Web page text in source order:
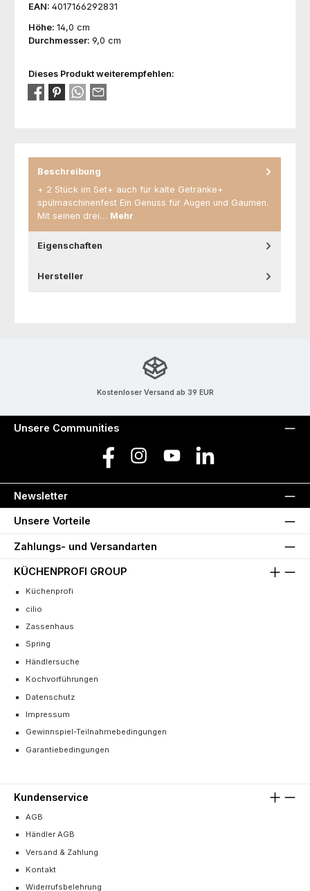
EAN: 4017166292831
Höhe: 14,0 cm
Durchmesser: 9,0 cm
Dieses Produkt weiterempfehlen:
Beschreibung
+ 2 Stück im Set+ auch für kalte Getränke+
spülmaschinenfest Ein Genuss für Augen und Gaumen.
Mit seinen drei… Mehr
Eigenschaften
Hersteller
Kostenloser Versand ab 39 EUR
Unsere Communities
Facebook Instagram YouTube LinkedIn
Newsletter
Unsere Vorteile
Zahlungs- und Versandarten
KÜCHENPROFI GROUP
Küchenprofi
cilio
Zassenhaus
Spring
Händlersuche
Kochvorführungen
Datenschutz
Impressum
Gewinnspiel-Teilnahmebedingungen
Garantiebedingungen
Kundenservice
AGB
Händler AGB
Versand & Zahlung
Kontakt
Widerrufsbelehrung